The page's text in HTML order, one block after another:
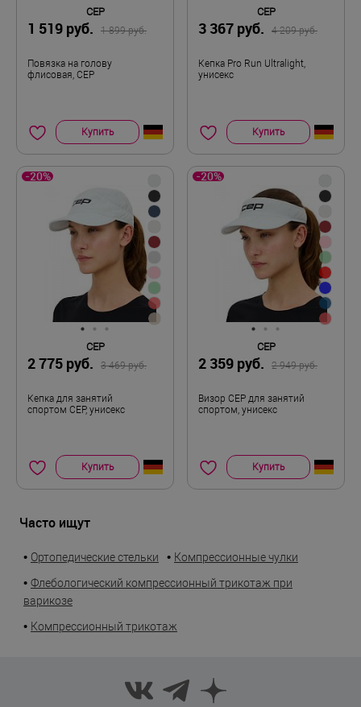
CEP
1 519 руб. 1 899 руб.
Повязка на голову
флисовая, CEP
Купить
CEP
3 367 руб. 4 209 руб.
Кепка Pro Run Ultralight,
унисекс
Купить
-20%
CEP
2 775 руб. 3 469 руб.
Кепка для занятий
спортом CEP, унисекс
Купить
-20%
CEP
2 359 руб. 2 949 руб.
Визор CEP для занятий
спортом, унисекс
Купить
Часто ищут
• Ортопедические стельки • Компрессионные чулки
• Флебологический компрессионный трикотаж при
варикозе
• Компрессионный трикотаж